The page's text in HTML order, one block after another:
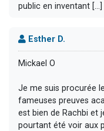
public en inventant [...]
Esther D.
Mickael O
Je me suis procurée
fameuses preuves
est bien de Rachbi et
pourtant été voir aux